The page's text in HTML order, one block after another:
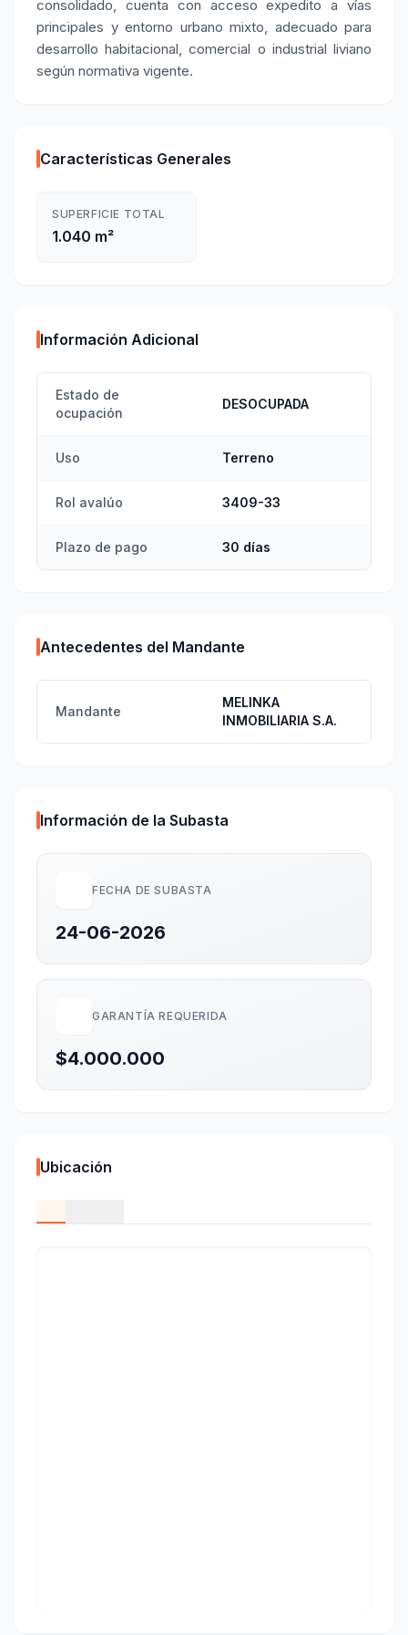
consolidado, cuenta con acceso expedito a vías
principales y entorno urbano mixto, adecuado para
desarrollo habitacional, comercial o industrial liviano
según normativa vigente.
Características Generales
SUPERFICIE TOTAL
1.040 m²
Información Adicional
Estado de
ocupación
DESOCUPADA
Uso Terreno
Rol avalúo 3409-33
Plazo de pago 30 días
Antecedentes del Mandante
Mandante
MELINKA
INMOBILIARIA S.A.
Información de la Subasta
FECHA DE SUBASTA
24-06-2026
GARANTÍA REQUERIDA
$4.000.000
Ubicación